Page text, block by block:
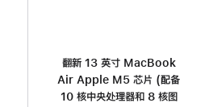
翻新 13 英寸 MacBook
Air Apple M5 芯片 (配备
10 核中央处理器和 8 核图